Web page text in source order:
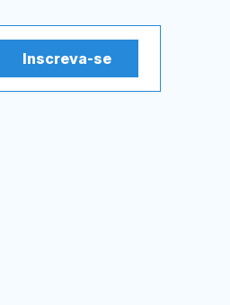
Inscreva-se